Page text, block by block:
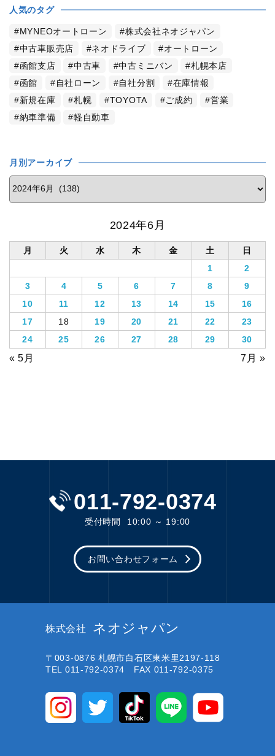
人気のタグ
MYNEOオートローン
株式会社ネオジャパン
中古車販売店
ネオドライブ
オートローン
函館支店
中古車 中古ミニバン
札幌本店
函館
自社ローン 自社分割
在庫情報
新規在庫
札幌 TOYOTA ご成約
営業
納車準備
軽自動車
月別アーカイブ
2024年6月
月 火 水 木 金 土
日
1
2
3
4 5 6 7 8
9
10
11 12 13 14 15
16
17
18 19 20 21 22
23
24
25 26 27 28 29 30
« 5月 7月 »
011-792-0374
受付時間 10:00 ～ 19:00
お問い合わせフォーム
株式会社 ネオジャパン
〒003-0876 札幌市白石区東米里2197-118
TEL 011-792-0374 FAX 011-792-0375